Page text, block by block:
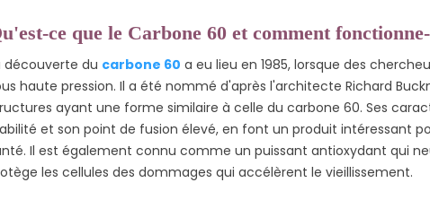
les incroyables
la santé du
une molécule
de 60
vertus anti-inflammatoires
du carbone 60, un
fullerène naturel, dans
notre article de blog...
Lire la suite
connues pour
puissantes
antioxydantes,
peuvent...
Lire la suite
ce que le Carbone 60 et comment
découverte du carbone 60 a eu lieu en 1985, lorsque des
haute pression. Il a été nommé d'après l'architecte Richard
ayant une forme similaire à celle du carbone 60. Ses
et son point de fusion élevé, en font un produit intéressant
Il est également connu comme un puissant antioxydant qui
les cellules des dommages qui accélèrent le vieillissement.